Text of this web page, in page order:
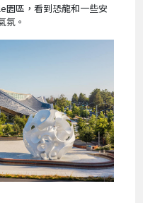
園區，看到恐龍和一些安
氛。